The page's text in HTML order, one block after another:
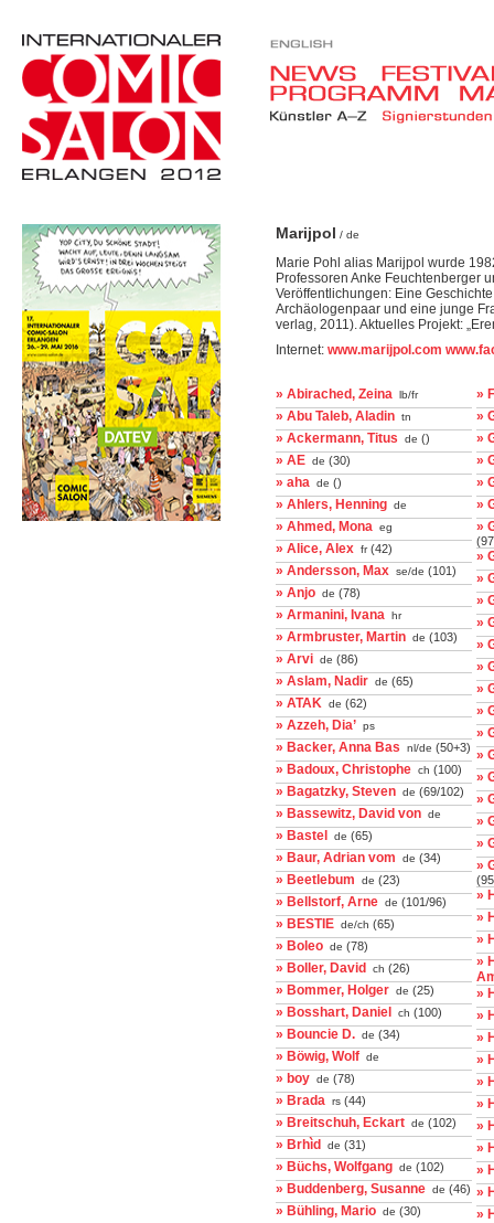
Marijpol / de
Marie Pohl alias Marijpol wurde
Professoren Anke Feuchtenberger
Veröffentlichungen: Eine
Archäologenpaar und eine junge
verlag, 2011). Aktuelles Projekt:
Internet: www.marijpol.com
» Abirached, Zeina lb/fr
» Abu Taleb, Aladin tn
» Ackermann, Titus de ()
» AE de (30)
» aha de ()
» Ahlers, Henning de
» Ahmed, Mona eg
» Alice, Alex fr(42)
» Andersson, Max se/de (101)
» Anjo de (78)
» Armanini, Ivana hr
» Armbruster, Martin de (103)
» Arvi de (86)
» Aslam, Nadir de (65)
» ATAK de (62)
» Azzeh, Dia’ ps
» Backer, Anna Bas nl/de (50+3)
» Badoux, Christophe ch (100)
» Bagatzky, Steven de (69/102)
» Bassewitz, David von de
» Bastel de (65)
» Baur, Adrian vom de (34)
» Beetlebum de (23)
» Bellstorf, Arne de (101/96)
» BESTIE de/ch (65)
» Boleo de (78)
» Boller, David ch (26)
» Bommer, Holger de (25)
» Bosshart, Daniel ch (100)
» Bouncie D. de (34)
» Böwig, Wolf de
» boy de (78)
» Brada rs (44)
» Breitschuh, Eckart de (102)
» Brhìd de (31)
» Büchs, Wolfgang de (102)
» Buddenberg, Susanne de (46)
» Bühling, Mario de (30)
»
»
»
»
»
»
»
»
»
»
»
»
»
»
»
»
»
»
»
»
»
»
»
»
»
»
»
»
»
»
»
»
»
»
»
»
»